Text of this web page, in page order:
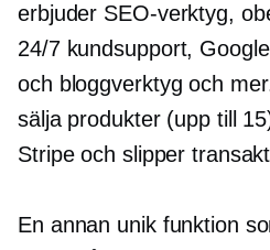
erbjuder SEO-verktyg,
24/7 kundsupport,
och bloggverktyg och
sälja produkter (upp till
Stripe och slipper
En annan unik funktion